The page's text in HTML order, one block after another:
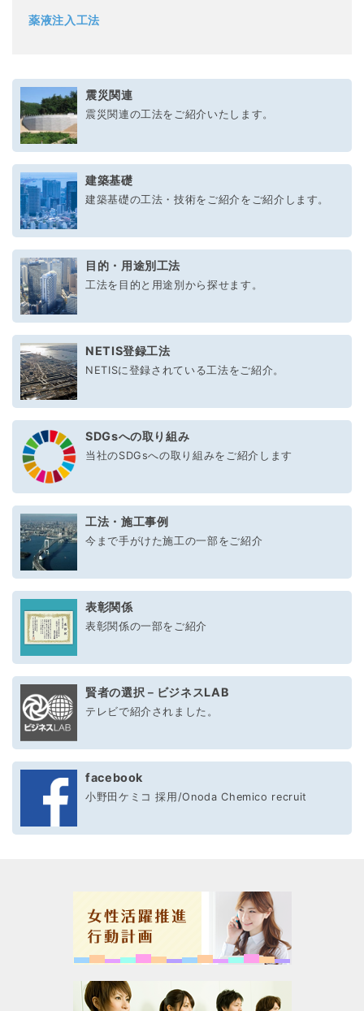
薬液注入工法
震災関連
震災関連の工法をご紹介いたします。
建築基礎
建築基礎の工法・技術をご紹介をご紹介します。
目的・用途別工法
工法を目的と用途別から探せます。
NETIS登録工法
NETISに登録されている工法をご紹介。
SDGsへの取り組み
当社のSDGsへの取り組みをご紹介します
工法・施工事例
今まで手がけた施工の一部をご紹介
表彰関係
表彰関係の一部をご紹介
賢者の選択－ビジネスLAB
テレビで紹介されました。
facebook
小野田ケミコ 採用/Onoda Chemico recruit